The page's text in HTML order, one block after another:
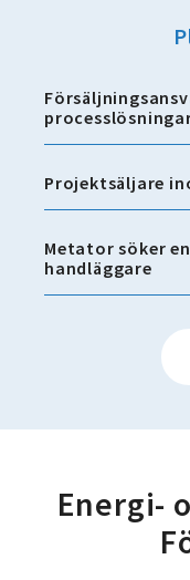
Projektsäljare
Metator söker
handläggare
Energi-